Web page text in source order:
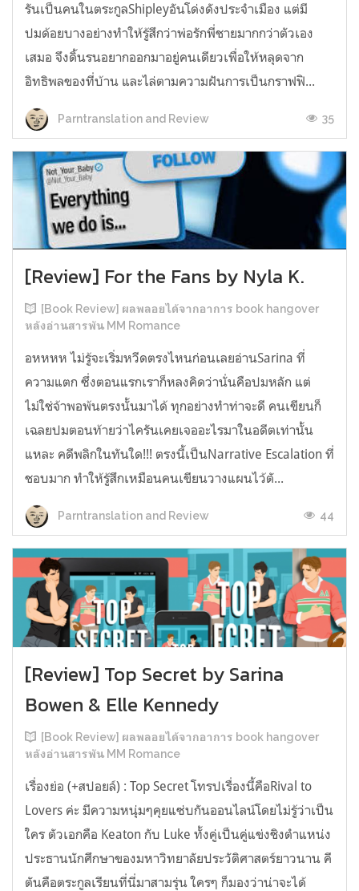
รันเป็นคนในตระกูลShipleyอันโด่งดังประจำเมือง แต่มี
ปมด้อยบางอย่างทำให้รู้สึกว่าพ่อรักพี่ชายมากกว่าตัวเอง
เสมอ จึงดิ้นรนอยากออกมาอยู่คนเดียวเพื่อให้หลุดจาก
อิทธิพลของที่บ้าน และไล่ตามความฝันการเป็นกราฟฟิ...
Parntranslation and Review 35
[Review] For the Fans by Nyla K.
[Book Review] ผลพลอยได้จากอาการ book hangover
หลังอ่านสารพัน MM Romance
อหหหห ไม่รู้จะเริ่มหวีดตรงไหนก่อนเลยอ่านSarina ที่
ความแตก ซึ่งตอนแรกเราก็หลงคิดว่านั่นคือปมหลัก แต่
ไม่ใช่จ้าพอพ้นตรงนั้นมาได้ ทุกอย่างทำท่าจะดี คนเขียนก็
เฉลยปมตอนท้ายว่าไครันเคยเจออะไรมาในอดีตเท่านั้น
แหละ คดีพลิกในทันใด!!! ตรงนี้เป็นNarrative Escalation ที่
ชอบมาก ทำให้รู้สึกเหมือนคนเขียนวางแผนไว้ตั...
Parntranslation and Review 44
[Review] Top Secret by Sarina
Bowen & Elle Kennedy
[Book Review] ผลพลอยได้จากอาการ book hangover
หลังอ่านสารพัน MM Romance
เรื่องย่อ (+สปอยล์) : Top Secret โทรปเรื่องนี้คือRival to
Lovers ค่ะ มีความหนุ่มๆคุยแซ่บกันออนไลน์โดยไม่รู้ว่าเป็น
ใคร ตัวเอกคือ Keaton กับ Luke ทั้งคู่เป็นคู่แข่งชิงตำแหน่ง
ประธานนักศึกษาของมหาวิทยาลัยประวัติศาสตร์ยาวนาน คี
ตันคือตระกูลเรียนที่นี่มาสามรุ่น ใครๆ ก็มองว่าน่าจะได้